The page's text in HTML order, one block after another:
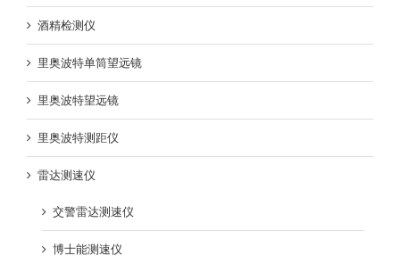
酒精检测仪
里奥波特单筒望远镜
里奥波特望远镜
里奥波特测距仪
雷达测速仪
交警雷达测速仪
博士能测速仪